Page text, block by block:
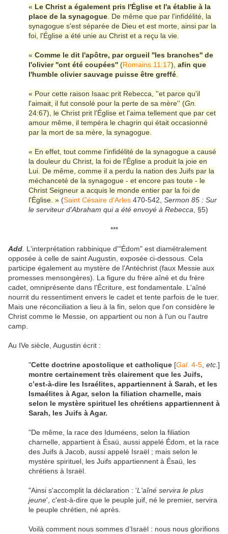
« Le Christ a également pris l'Église et l'a établie à la
place de la synagogue . De même que par l'infidélité, la
synagogue s'est séparée de Dieu et est morte, ainsi par la
foi, l'Église a été unie au Christ et a reçu la vie.
« Comme le dit l'apôtre, par orgueil ''les branches'' de
l'olivier ''ont été coupées'' (Romains 11:17), afin que
l'humble olivier sauvage puisse être greffé
« Pour cette raison Isaac prit Rebecca, ''et parce qu'il
l'aimait, il fut consolé pour la perte de sa mère'' (Gn.
24:67), le Christ prit l'Église et l'aima tellement que par cet
amour même, il tempéra le chagrin qui était occasionné
par la mort de sa mère, la synagogue.
« En effet, tout comme l'infidélité de la synagogue a causé
la douleur du Christ, la foi de l'Église a produit la joie en
Lui. De même, comme il a perdu la nation des Juifs par la
méchanceté de la synagogue - et encore pas toute - le
Christ Seigneur a acquis le monde entier par la foi de
l'Église. » (Saint Césaire d'Arles 470-542, Sermon 85 : Sur
le serviteur d'Abraham qui a été envoyé à Rebecca , §5)
***
Add L'interprétation rabbinique d'"Édom" est diamétralement
opposée à celle de saint Augustin, exposée ci-dessous. Cela
participe également au mystère de l'Antéchrist (faux Messie aux
promesses mensongères). La figure du frère aîné et du frère
cadet, omniprésente dans l'Écriture, est fondamentale. L'aîné
nourrit du ressentiment envers le cadet et tente parfois de le tuer.
Mais une réconciliation a lieu à la fin, selon que l'on considère le
Christ comme le Messie, on appartient ou non à l'un ou l'autre
camp.
Au IVe siècle, Augustin écrit :
"Cette doctrine apostolique et catholique [Gal. 4-5 etc .]
montre certainement très clairement que les Juifs,
c’est-à-dire les Israélites, appartiennent à Sarah, et les
Ismaélites à Agar, selon la filiation charnelle, mais
selon le mystère spirituel les chrétiens appartiennent à
Sarah, les Juifs à Agar.
"De même, la race des Iduméens, selon la filiation
charnelle, appartient à Ésaü, aussi appelé Édom, et la race
des Juifs à Jacob, aussi appelé Israël ; mais selon le
mystère spirituel, les Juifs appartiennent à Ésaü, les
chrétiens à Israël.
"Ainsi s'accomplit la déclaration : 'L'aîné servira le plus
jeune', c'est-à-dire que le peuple juif, né le premier, servira
le peuple chrétien, né après.
Voilà comment nous sommes d’Israël : nous nous glorifions